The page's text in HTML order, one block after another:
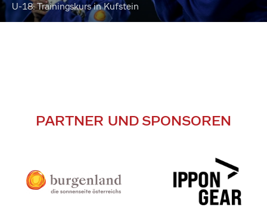
U-18: Trainingskurs in Kufstein
PARTNER UND SPONSOREN